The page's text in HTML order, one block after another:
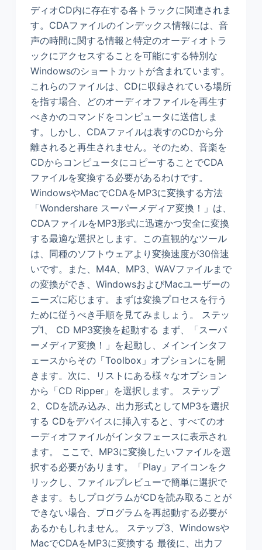
ディオCD内に存在する各トラックに関連されま
す。CDAファイルのインデックス情報には、音
声の時間に関する情報と特定のオーディオトラ
ックにアクセスすることを可能にする特別な
Windowsのショートカットが含まれています。
これらのファイルは、CDに収録されている場所
を指す場合、どのオーディオファイルを再生す
べきかのコマンドをコンピュータに送信しま
す。しかし、CDAファイルは表すのCDから分
離されると再生されません。そのため、音楽を
CDからコンピュータにコピーすることでCDA
ファイルを変換する必要があるわけです。
WindowsやMacでCDAをMP3に変換する方法
「Wondershare スーパーメディア変換！」は、
CDAファイルをMP3形式に迅速かつ安全に変換
する最適な選択とします。この直観的なツール
は、同種のソフトウェアより変換速度が30倍速
いです。また、M4A、MP3、WAVファイルまで
の変換ができ、WindowsおよびMacユーザーの
ニーズに応じます。まずは変換プロセスを行う
ために従うべき手順を見てみましょう。 ステッ
プ1、 CD MP3変換を起動する まず、「スーパ
ーメディア変換！」を起動し、メインインタフ
ェースからその「Toolbox」オプションにを開
きます。次に、リストにある様々なオプション
から「CD Ripper」を選択します。 ステップ
2、CDを読み込み、出力形式としてMP3を選択
する CDをデバイスに挿入すると、すべてのオ
ーディオファイルがインタフェースに表示され
ます。 ここで、MP3に変換したいファイルを選
択する必要があります。「Play」アイコンをク
リックし、ファイルプレビューで簡単に選択で
きます。もしプログラムがCDを読み取ることが
できない場合、プログラムを再起動する必要が
あるかもしれません。 ステップ3、Windowsや
MacでCDAをMP3に変換する 最後に、出力フ